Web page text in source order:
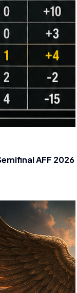
AFF 2026